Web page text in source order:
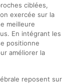
ciblées,
exercée sur la
meilleure
En intégrant les
positionne
améliorer la
reposent sur